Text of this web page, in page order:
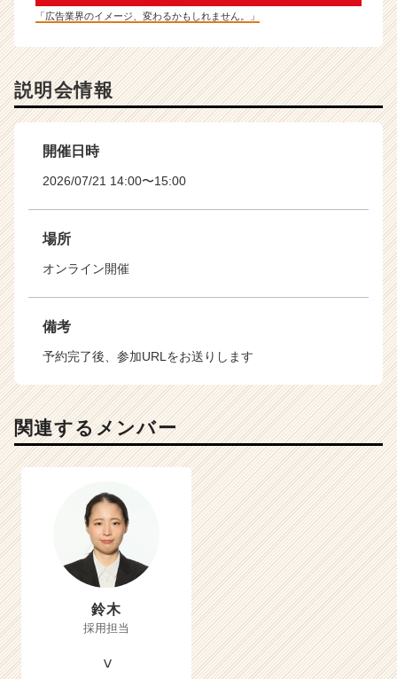
「広告業界のイメージ、変わるかもしれません。」
説明会情報
開催日時
2026/07/21 14:00〜15:00
場所
オンライン開催
備考
予約完了後、参加URLをお送りします
関連するメンバー
鈴木
採用担当